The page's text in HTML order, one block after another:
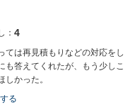
： 4
ては再見積もりなどの対応をし
も答えてくれたが、もう少しこ
かった。
る